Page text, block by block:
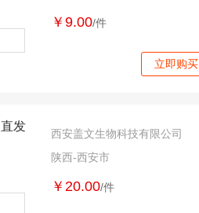
￥9.00/件
立即购买
￥20.00/件
发
西安盖文生物科技有限公司
陕西-西安市